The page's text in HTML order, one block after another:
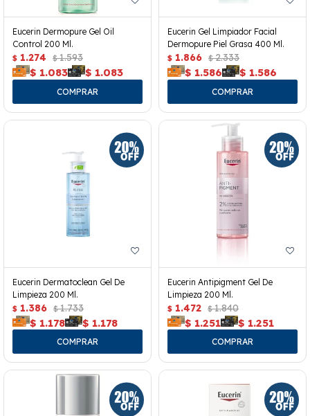
Eucerin Dermopure Gel Oil
Control 200 Ml.
$ 1.274 $ 1.593
$ 1.083 $ 1.083
Eucerin Gel Limpiador Facial
Dermopure Piel Grasa 400 Ml.
$ 1.866 $ 2.333
$ 1.586 $ 1.586
Eucerin Dermatoclean Gel De
Limpieza 200 Ml.
$ 1.386 $ 1.733
$ 1.178 $ 1.178
Eucerin Antipigment Gel De
Limpieza 200 Ml.
$ 1.472 $ 1.840
$ 1.251 $ 1.251